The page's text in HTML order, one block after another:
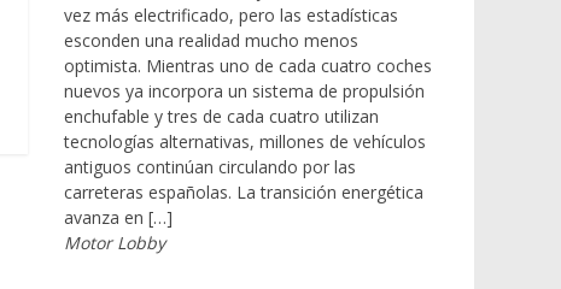
vez más electrificado, pero las estadísticas
esconden una realidad mucho menos
optimista. Mientras uno de cada cuatro coches
nuevos ya incorpora un sistema de propulsión
enchufable y tres de cada cuatro utilizan
tecnologías alternativas, millones de vehículos
antiguos continúan circulando por las
carreteras españolas. La transición energética
avanza en […]
Motor Lobby